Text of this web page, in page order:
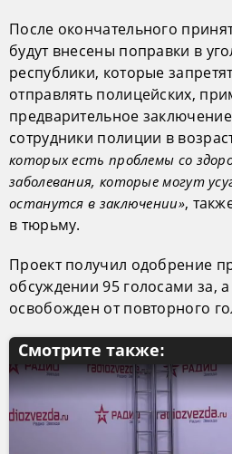
После окончательного
будут внесены поправки в
республики, которые
отправлять полицейских,
предварительное
сотрудники полиции в
которых есть проблемы со
заболевания, которые могут
останутся в заключении»,
в тюрьму.
Проект получил одобрение
обсуждении 95 голосами за,
освобожден от повторного
Смотрите также: